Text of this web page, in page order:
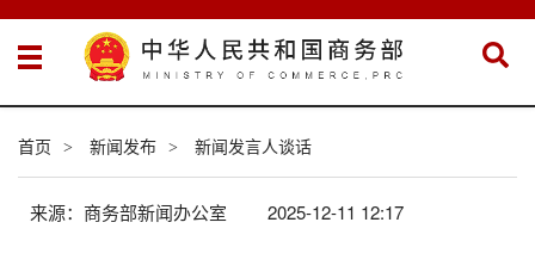
首页 > 新闻发布 > 新闻发言人谈话
来源：商务部新闻办公室 2025-12-11 12:17